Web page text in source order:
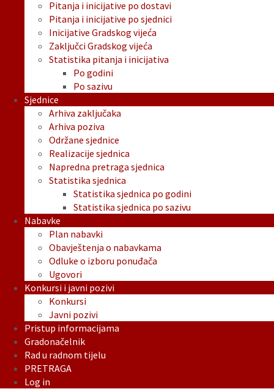
Pitanja i inicijative po dostavi
Pitanja i inicijative po sjednici
Inicijative Gradskog vijeća
Zaključci Gradskog vijeća
Statistika pitanja i inicijativa
Po godini
Po sazivu
Sjednice
Arhiva zaključaka
Arhiva poziva
Održane sjednice
Realizacije sjednica
Napredna pretraga sjednica
Statistika sjednica
Statistika sjednica po godini
Statistika sjednica po sazivu
Nabavke
Plan nabavki
Obavještenja o nabavkama
Odluke o izboru ponuđača
Ugovori
Konkursi i javni pozivi
Konkursi
Javni pozivi
Pristup informacijama
Gradonačelnik
Rad u radnom tijelu
PRETRAGA
Log in